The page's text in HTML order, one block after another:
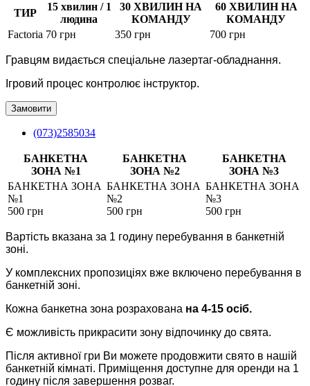
ТИР
15 хвилин / 1
людина
30 ХВИЛИН НА
КОМАНДУ
60 ХВИЛИН НА
КОМАНДУ
Factoria 70 грн 350 грн 700 грн
Гравцям видається спеціальне лазертаг-обладнання.
Ігровий процес контролює інструктор.
Замовити
(073)2585034
БАНКЕТНА
ЗОНА №1
БАНКЕТНА
ЗОНА №2
БАНКЕТНА
ЗОНА №3
БАНКЕТНА ЗОНА
№1
500 грн
БАНКЕТНА ЗОНА
№2
500 грн
БАНКЕТНА ЗОНА
№3
500 грн
Вартість вказана за 1 годину перебування в банкетній
зоні.
У комплексних пропозиціях вже включено перебування в
банкетній зоні.
Кожна банкетна зона розрахована на 4-15 осіб.
Є можливість прикрасити зону відпочинку до свята.
Після активної гри Ви можете продовжити свято в нашій
банкетній кімнаті. Приміщення доступне для оренди на 1
годину після завершення розваг.